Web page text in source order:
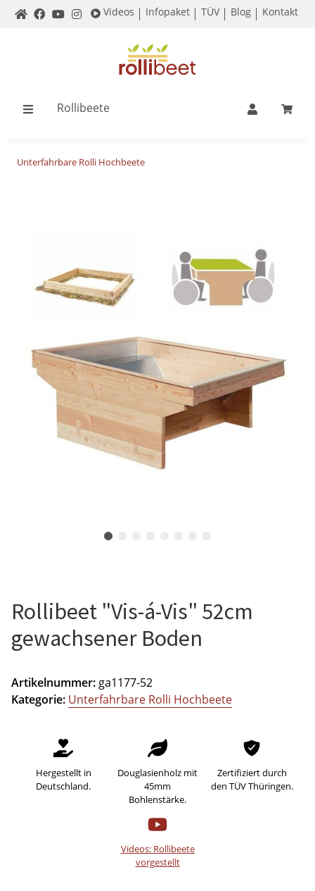
Videos Infopaket TÜV Blog Kontakt
Rollibeete
Unterfahrbare Rolli Hochbeete
Rollibeet "Vis-á-Vis" 52cm
gewachsener Boden
Artikelnummer: ga1177-52
Kategorie: Unterfahrbare Rolli Hochbeete
Hergestellt in
Deutschland.
Douglasienholz mit
45mm
Bohlenstärke.
Zertifiziert durch
den TÜV Thüringen.
Videos: Rollibeete
vorgestellt